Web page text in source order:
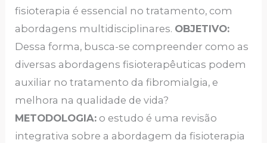
fisioterapia é essencial no tratamento, com
abordagens multidisciplinares. OBJETIVO:
Dessa forma, busca-se compreender como as
diversas abordagens fisioterapêuticas podem
auxiliar no tratamento da fibromialgia, e
melhora na qualidade de vida?
METODOLOGIA: o estudo é uma revisão
integrativa sobre a abordagem da fisioterapia